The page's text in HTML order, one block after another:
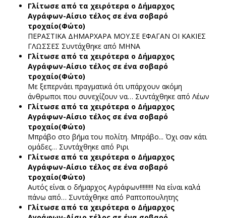
Γλίτωσε από τα χειρότερα ο Δήμαρχος
Αγράφων-Αίσιο τέλος σε ένα σοβαρό
τροχαίο(Φώτο)
ΠΕΡΑΣΤΙΚΑ ΔΗΜΑΡΧΑΡΑ ΜΟΥ.ΣΕ ΕΦΑΓΑΝ ΟΙ ΚΑΚΙΕΣ
ΓΛΩΣΣΕΣ Συντάχθηκε από ΜΗΝΑ
Γλίτωσε από τα χειρότερα ο Δήμαρχος
Αγράφων-Αίσιο τέλος σε ένα σοβαρό
τροχαίο(Φώτο)
Με ξεπερνάει πραγματικά ότι υπάρχουν ακόμη
άνθρωποι που συνεχίζουν να… Συντάχθηκε από Λέων
Γλίτωσε από τα χειρότερα ο Δήμαρχος
Αγράφων-Αίσιο τέλος σε ένα σοβαρό
τροχαίο(Φώτο)
Μπράβο στο βήμα του πολίτη. Μπράβο... Όχι σαν κάτι
ομάδες… Συντάχθηκε από Ριρι
Γλίτωσε από τα χειρότερα ο Δήμαρχος
Αγράφων-Αίσιο τέλος σε ένα σοβαρό
τροχαίο(Φώτο)
Αυτός είναι ο δήμαρχος Αγράφων!!!!!!!!! Να είναι καλά
πάνω από… Συντάχθηκε από Ραπτοπουλητης
Γλίτωσε από τα χειρότερα ο Δήμαρχος